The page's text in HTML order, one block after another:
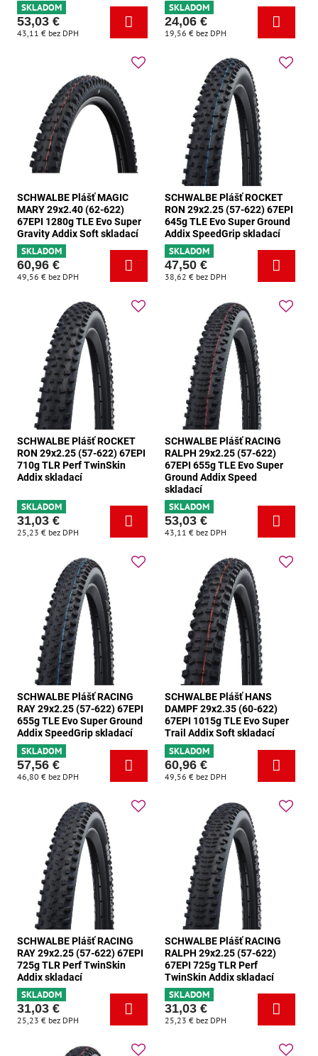
SKLADOM
53,03 €
43,11 € bez DPH
SKLADOM
24,06 €
19,56 € bez DPH
SCHWALBE Plášť MAGIC
MARY 29x2.40 (62-622)
67EPI 1280g TLE Evo Super
Gravity Addix Soft skladací
SKLADOM
60,96 €
49,56 € bez DPH
SCHWALBE Plášť ROCKET
RON 29x2.25 (57-622) 67EPI
645g TLE Evo Super Ground
Addix SpeedGrip skladací
SKLADOM
47,50 €
38,62 € bez DPH
SCHWALBE Plášť ROCKET
RON 29x2.25 (57-622) 67EPI
710g TLR Perf TwinSkin
Addix skladací
SKLADOM
31,03 €
25,23 € bez DPH
SCHWALBE Plášť RACING
RALPH 29x2.25 (57-622)
67EPI 655g TLE Evo Super
Ground Addix Speed
skladací
SKLADOM
53,03 €
43,11 € bez DPH
SCHWALBE Plášť RACING
RAY 29x2.25 (57-622) 67EPI
655g TLE Evo Super Ground
Addix SpeedGrip skladací
SKLADOM
57,56 €
46,80 € bez DPH
SCHWALBE Plášť HANS
DAMPF 29x2.35 (60-622)
67EPI 1015g TLE Evo Super
Trail Addix Soft skladací
SKLADOM
60,96 €
49,56 € bez DPH
SCHWALBE Plášť RACING
RAY 29x2.25 (57-622) 67EPI
725g TLR Perf TwinSkin
Addix skladací
SKLADOM
31,03 €
25,23 € bez DPH
SCHWALBE Plášť RACING
RALPH 29x2.25 (57-622)
67EPI 725g TLR Perf
TwinSkin Addix skladací
SKLADOM
31,03 €
25,23 € bez DPH